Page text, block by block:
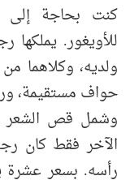
كنت بحاجة إلى
للأويغور.
ولديه، وكلاهما
حواف مستقيمة،
وشمل قص الشعر
الآخر فقط كان
رأسه. بسعر عشرة